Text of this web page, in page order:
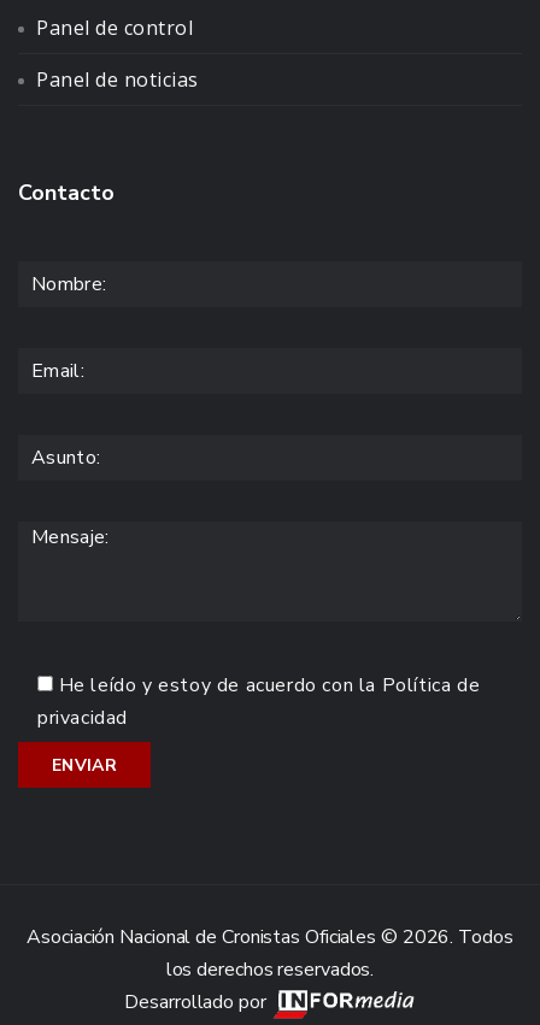
Panel de control
Panel de noticias
Contacto
He leído y estoy de acuerdo con la Política de
privacidad
Asociación Nacional de Cronistas Oficiales © 2026. Todos
los derechos reservados.
Desarrollado por